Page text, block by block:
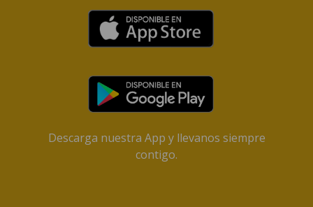
Descarga nuestra App y llevanos siempre
contigo.